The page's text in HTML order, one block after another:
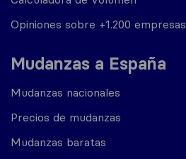
Opiniones sobre +1.200 empresas
Mudanzas a España
Mudanzas nacionales
Precios de mudanzas
Mudanzas baratas